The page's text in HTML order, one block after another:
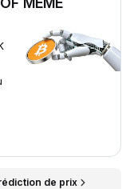
de prix